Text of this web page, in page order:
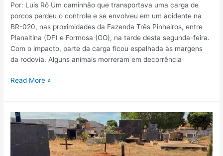
Por: Luis Rô Um caminhão que transportava uma carga de
porcos perdeu o controle e se envolveu em um acidente na
BR-020, nas proximidades da Fazenda Três Pinheiros, entre
Planaltina (DF) e Formosa (GO), na tarde desta segunda-feira.
Com o impacto, parte da carga ficou espalhada às margens
da rodovia. Alguns animais morreram em decorrência
Read More »
Até
quando?
Cemitérios
públicos